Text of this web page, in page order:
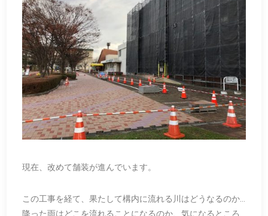
現在、改めて舗装が進んでいます。
この工事を経て、果たして構内に流れる川はどうなるのか…
降った雨はどこを流れることになるのか、気になるところ